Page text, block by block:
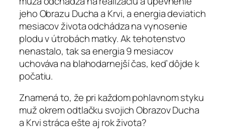
jeho Obrazu Ducha a Krvi, a energia deviatich
mesiacov života odchádza na vynosenie
plodu v útrobách matky. Ak tehotenstvo
nenastalo, tak sa energia 9 mesiacov
uchováva na blahodarnejší čas, keď dôjde k
počatiu.
Znamená to, že pri každom pohlavnom styku
muž okrem odtlačku svojich Obrazov Ducha
a Krvi stráca ešte aj rok života?